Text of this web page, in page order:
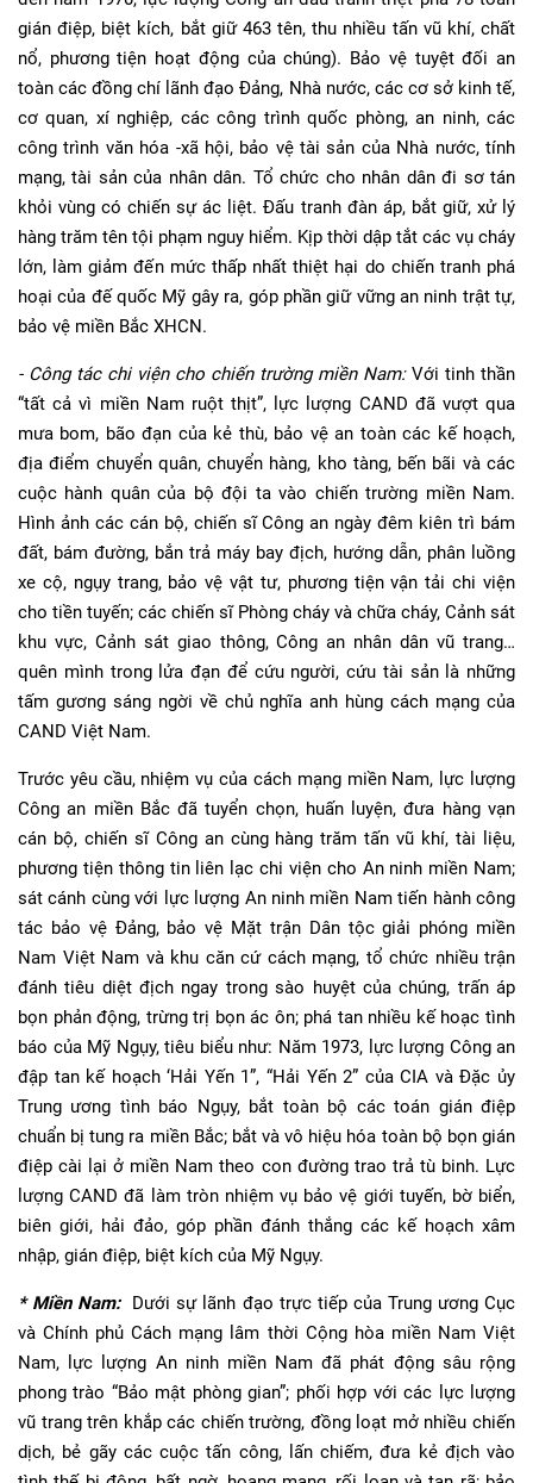
gián điệp, biệt kích, bắt giữ 463 tên, thu nhiều tấn vũ khí, chất
nổ, phương tiện hoạt động của chúng). Bảo vệ tuyệt đối an
toàn các đồng chí lãnh đạo Đảng, Nhà nước, các cơ sở kinh tế,
cơ quan, xí nghiệp, các công trình quốc phòng, an ninh, các
công trình văn hóa -xã hội, bảo vệ tài sản của Nhà nước, tính
mạng, tài sản của nhân dân. Tổ chức cho nhân dân đi sơ tán
khỏi vùng có chiến sự ác liệt. Đấu tranh đàn áp, bắt giữ, xử lý
hàng trăm tên tội phạm nguy hiểm. Kịp thời dập tắt các vụ cháy
lớn, làm giảm đến mức thấp nhất thiệt hại do chiến tranh phá
hoại của đế quốc Mỹ gây ra, góp phần giữ vững an ninh trật tự,
bảo vệ miền Bắc XHCN.
- Công tác chi viện cho chiến trường miền Nam:Với tinh thần
“tất cả vì miền Nam ruột thịt”, lực lượng CAND đã vượt qua
mưa bom, bão đạn của kẻ thù, bảo vệ an toàn các kế hoạch,
địa điểm chuyển quân, chuyển hàng, kho tàng, bến bãi và các
cuộc hành quân của bộ đội ta vào chiến trường miền Nam.
Hình ảnh các cán bộ, chiến sĩ Công an ngày đêm kiên trì bám
đất, bám đường, bắn trả máy bay địch, hướng dẫn, phân luồng
xe cộ, ngụy trang, bảo vệ vật tư, phương tiện vận tải chi viện
cho tiền tuyến; các chiến sĩ Phòng cháy và chữa cháy, Cảnh sát
khu vực, Cảnh sát giao thông, Công an nhân dân vũ trang…
quên mình trong lửa đạn để cứu người, cứu tài sản là những
tấm gương sáng ngời về chủ nghĩa anh hùng cách mạng của
CAND Việt Nam.
Trước yêu cầu, nhiệm vụ của cách mạng miền Nam, lực lượng
Công an miền Bắc đã tuyển chọn, huấn luyện, đưa hàng vạn
cán bộ, chiến sĩ Công an cùng hàng trăm tấn vũ khí, tài liệu,
phương tiện thông tin liên lạc chi viện cho An ninh miền Nam;
sát cánh cùng với lực lượng An ninh miền Nam tiến hành công
tác bảo vệ Đảng, bảo vệ Mặt trận Dân tộc giải phóng miền
Nam Việt Nam và khu căn cứ cách mạng, tổ chức nhiều trận
đánh tiêu diệt địch ngay trong sào huyệt của chúng, trấn áp
bọn phản động, trừng trị bọn ác ôn; phá tan nhiều kế hoạc tình
báo của Mỹ Ngụy, tiêu biểu như: Năm 1973, lực lượng Công an
đập tan kế hoạch ‘Hải Yến 1”, “Hải Yến 2” của CIA và Đặc ủy
Trung ương tình báo Ngụy, bắt toàn bộ các toán gián điệp
chuẩn bị tung ra miền Bắc; bắt và vô hiệu hóa toàn bộ bọn gián
điệp cài lại ở miền Nam theo con đường trao trả tù binh. Lực
lượng CAND đã làm tròn nhiệm vụ bảo vệ giới tuyến, bờ biển,
biên giới, hải đảo, góp phần đánh thắng các kế hoạch xâm
nhập, gián điệp, biệt kích của Mỹ Ngụy.
* Miền Nam:Dưới sự lãnh đạo trực tiếp của Trung ương Cục
và Chính phủ Cách mạng lâm thời Cộng hòa miền Nam Việt
Nam, lực lượng An ninh miền Nam đã phát động sâu rộng
phong trào “Bảo mật phòng gian”; phối hợp với các lực lượng
vũ trang trên khắp các chiến trường, đồng loạt mở nhiều chiến
dịch, bẻ gãy các cuộc tấn công, lấn chiếm, đưa kẻ địch vào